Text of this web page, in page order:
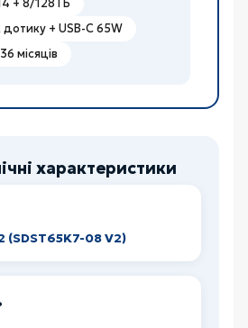
+ 8/128 ГБ
дотику + USB-C 65W
місяців
характеристики
(SDST65K7-08 V2)